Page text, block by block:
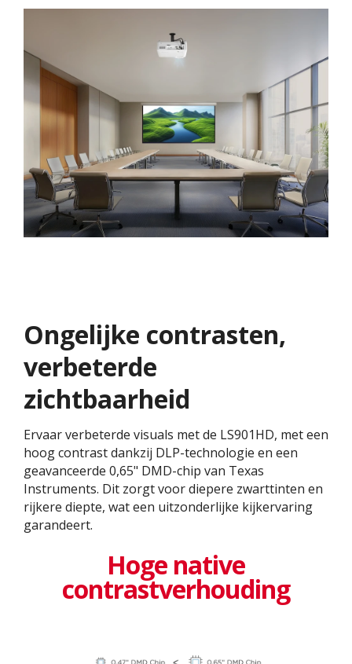
Ongelijke contrasten,
verbeterde
zichtbaarheid
Ervaar verbeterde visuals met de LS901HD, met een
hoog contrast dankzij DLP-technologie en een
geavanceerde 0,65" DMD-chip van Texas
Instruments. Dit zorgt voor diepere zwarttinten en
rijkere diepte, wat een uitzonderlijke kijkervaring
garandeert.
Hoge native
contrastverhouding